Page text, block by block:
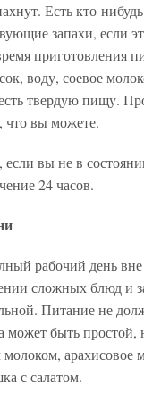
Есть кто-
запахи, если
приготовления
воду, соевое
твердую пищу.
что вы можете.
если вы не в
24 часов.
рабочий день
сложных блюд и
Питание не
быть простой,
арахисовое
с салатом.